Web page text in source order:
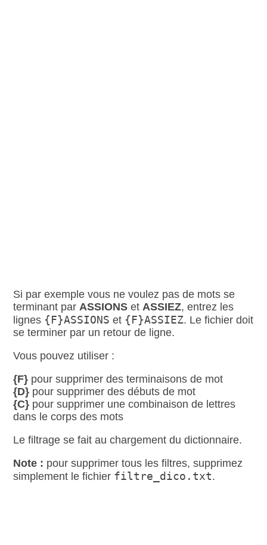
Si par exemple vous ne voulez pas de mots se
terminant parASSIONS etASSIEZ, entrez les
lignes {F}ASSIONS et {F}ASSIEZ. Le fichier doit
se terminer par un retour de ligne.
Vous pouvez utiliser :
{F} pour supprimer des terminaisons de mot
{D} pour supprimer des débuts de mot
{C} pour supprimer une combinaison de lettres
dans le corps des mots
Le filtrage se fait au chargement du dictionnaire.
Note : pour supprimer tous les filtres, supprimez
simplement le fichier filtre_dico.txt.